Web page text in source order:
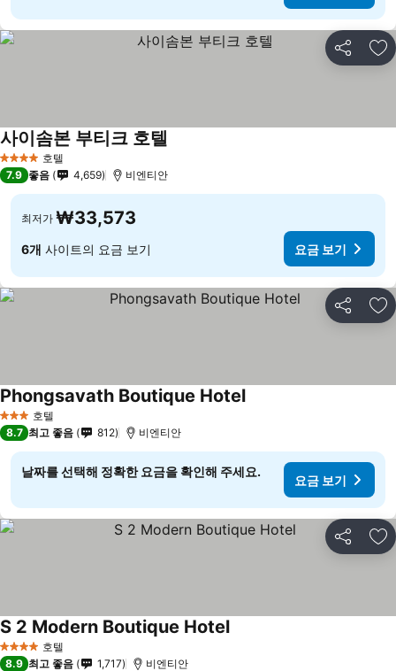
공유 즐
4 성급 호텔
사이솜본 부티크 호텔
7.9 좋음 4,659 비엔티안
최저가 ₩33,573
6개 사이트의 요금 보기 요금 보기
공유 즐
3 성급 호텔
Phongsavath Boutique Hotel요금 보기
8.7 최고 좋음 812 비엔티안
날짜를 선택해 정확한 요금을 확인해 주세요.
요금 보기
공유 즐
4 성급 호텔
S 2 Modern Boutique Hotel요금 보기
8.9 최고 좋음 1,717 비엔티안